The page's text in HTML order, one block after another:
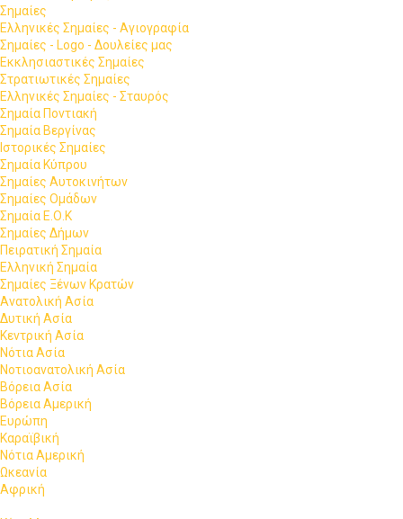
Σημαίες
Ελληνικές Σημαίες - Αγιογραφία
Σημαίες - Logo - Δουλείες μας
Εκκλησιαστικές Σημαίες
Στρατιωτικές Σημαίες
Ελληνικές Σημαίες - Σταυρός
Σημαία Ποντιακή
Σημαία Βεργίνας
Ιστορικές Σημαίες
Σημαία Κύπρου
Σημαίες Αυτοκινήτων
Σημαίες Ομάδων
Σημαία Ε.Ο.Κ
Σημαίες Δήμων
Πειρατική Σημαία
Ελληνική Σημαία
Σημαίες Ξένων Κρατών
Ανατολική Ασία
Δυτική Ασία
Κεντρική Ασία
Νότια Ασία
Νοτιοανατολική Ασία
Βόρεια Ασία
Βόρεια Αμερική
Ευρώπη
Καραϊβική
Νότια Αμερική
Ωκεανία
Αφρική